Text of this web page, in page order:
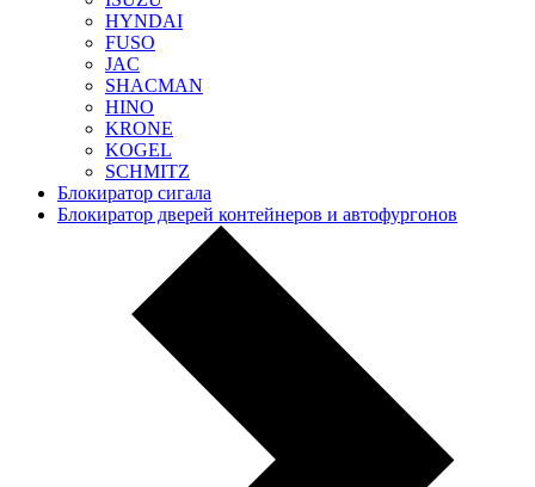
HYNDAI
FUSO
JAC
SHACMAN
HINO
KRONE
KOGEL
SCHMITZ
Блокиратор сигала
Блокиратор дверей контейнеров и автофургонов